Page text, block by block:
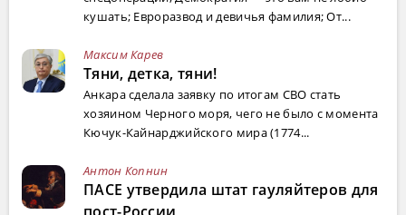
кушать; Евроразвод и девичья фамилия; От...
Максим Карев
Тяни, детка, тяни!
Анкара сделала заявку по итогам СВО стать
хозяином Черного моря, чего не было с момента
Кючук-Кайнарджийского мира (1774...
Антон Копнин
ПАСЕ утвердила штат гауляйтеров для